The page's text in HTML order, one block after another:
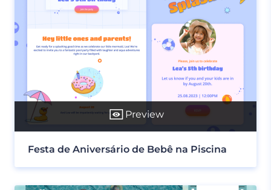
Preview
Festa de Aniversário de Bebê na Piscina